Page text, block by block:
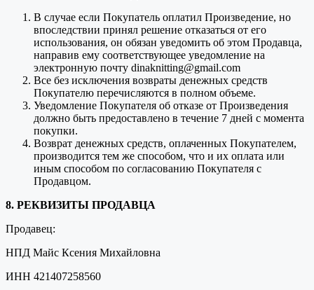
В случае если Покупатель оплатил Произведение, но
впоследствии принял решение отказаться от его
использования, он обязан уведомить об этом Продавца,
направив ему соответствующее уведомление на
электронную почту dinaknitting@gmail.com
Все без исключения возвраты денежных средств
Покупателю перечисляются в полном объеме.
Уведомление Покупателя об отказе от Произведения
должно быть предоставлено в течение 7 дней с момента
покупки.
Возврат денежных средств, оплаченных Покупателем,
производится тем же способом, что и их оплата или
иным способом по согласованию Покупателя с
Продавцом.
8. РЕКВИЗИТЫ ПРОДАВЦА
Продавец:
НПД Майс Ксения Михайловна
ИНН 421407258560